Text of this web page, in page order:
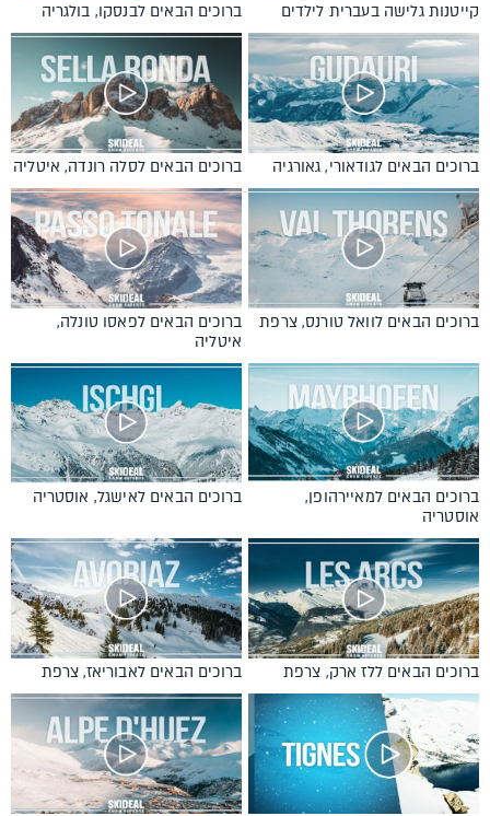
קייטנות גלישה בעברית לילדים ברוכים הבאים לבנסקו, בולגריה
ברוכים הבאים לגודאורי, גאורגיה ברוכים הבאים לסלה רונדה, איטליה
ברוכים הבאים לוואל טורנס, צרפת
ברוכים הבאים לפאסו טונלה,
איטליה
ברוכים הבאים למאיירהופן,
אוסטריה
ברוכים הבאים לאישגל, אוסטריה
ברוכים הבאים ללז ארק, צרפת ברוכים הבאים לאבוריאז, צרפת